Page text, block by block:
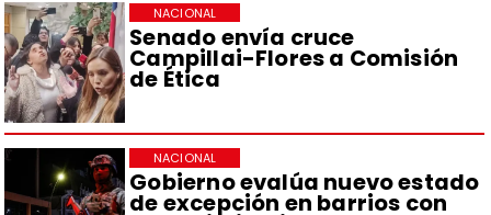
Senado envía cruce
Campillai-Flores a Comisión
de Ética
NACIONAL
Gobierno evalúa nuevo estado
de excepción en barrios con
NACIONAL